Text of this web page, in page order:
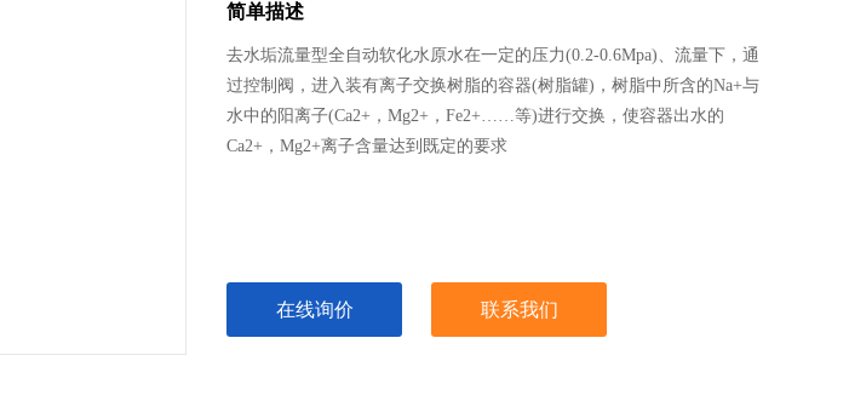
简单描述
去水垢流量型全自动软化水原水在一定的压力(0.2-0.6Mpa)、流量下，通
过控制阀，进入装有离子交换树脂的容器(树脂罐)，树脂中所含的Na+与
水中的阳离子(Ca2+，Mg2+，Fe2+……等)进行交换，使容器出水的
Ca2+，Mg2+离子含量达到既定的要求
在线询价 联系我们